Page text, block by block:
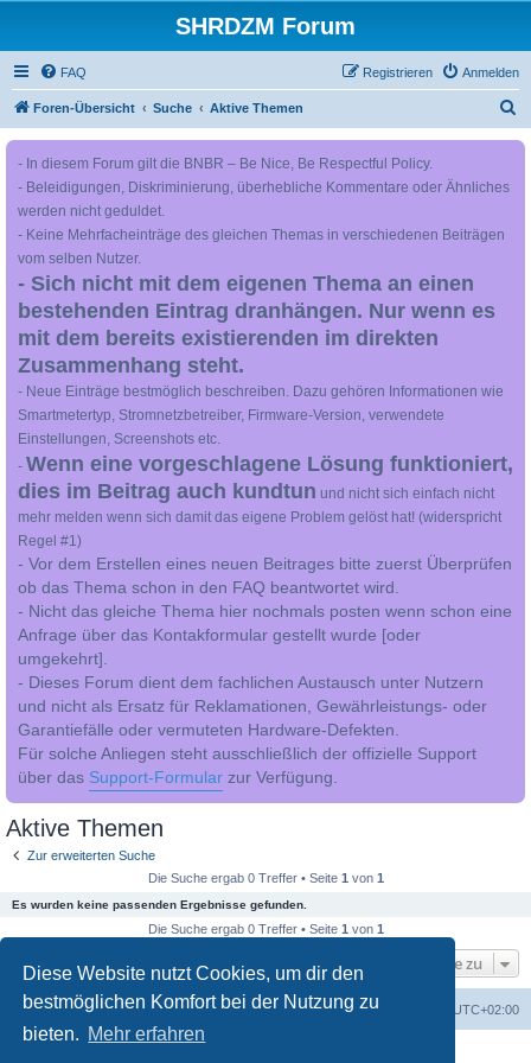
Diese Website nutzt Cookies, um dir den
bestmöglichen Komfort bei der Nutzung zu
bieten. Mehr erfahren
SHRDZM Forum
FAQ Anmelden
Registrieren
Foren-Übersicht Suche Aktive Themen
- In diesem Forum gilt die BNBR – Be Nice, Be Respectful Policy.
- Beleidigungen, Diskriminierung, überhebliche Kommentare oder Ähnliches
werden nicht geduldet.
- Keine Mehrfacheinträge des gleichen Themas in verschiedenen Beiträgen
vom selben Nutzer.
- Sich nicht mit dem eigenen Thema an einen
bestehenden Eintrag dranhängen. Nur wenn es
mit dem bereits existierenden im direkten
Zusammenhang steht.
- Neue Einträge bestmöglich beschreiben. Dazu gehören Informationen wie
Smartmetertyp, Stromnetzbetreiber, Firmware-Version, verwendete
Einstellungen, Screenshots etc.
- Wenn eine vorgeschlagene Lösung funktioniert,
dies im Beitrag auch kundtun und nicht sich einfach nicht
mehr melden wenn sich damit das eigene Problem gelöst hat! (widerspricht
Regel #1)
- Vor dem Erstellen eines neuen Beitrages bitte zuerst Überprüfen
ob das Thema schon in den FAQ beantwortet wird.
- Nicht das gleiche Thema hier nochmals posten wenn schon eine
Anfrage über das Kontakformular gestellt wurde [oder
umgekehrt].
- Dieses Forum dient dem fachlichen Austausch unter Nutzern
und nicht als Ersatz für Reklamationen, Gewährleistungs- oder
Garantiefälle oder vermuteten Hardware-Defekten.
Für solche Anliegen steht ausschließlich der offizielle Support
über das Support-Formular zur Verfügung.
Aktive Themen
Zur erweiterten Suche
Die Suche ergab 0 Treffer • Seite 1 von 1
Es wurden keine passenden Ergebnisse gefunden.
Die Suche ergab 0 Treffer • Seite 1 von 1
Gehe zu
Foren-Übersicht Alle Zeiten sind UTC+02:00
Alle Cookies löschen